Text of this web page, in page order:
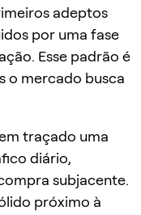
adeptos
por uma fase
Esse padrão é
o mercado busca
traçado uma
diário,
subjacente.
próximo à